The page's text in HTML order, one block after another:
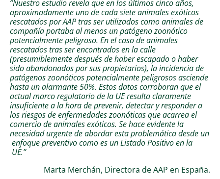
“Nuestro estudio revela que en los últimos cinco años,
aproximadamente uno de cada siete animales exóticos
rescatados por AAP tras ser utilizados como animales de
compañía portaba al menos un patógeno zoonótico
potencialmente peligroso. En el caso de animales
rescatados tras ser encontrados en la calle
(presumiblemente después de haber escapado o haber
sido abandonados por sus propietarios), la incidencia de
patógenos zoonóticos potencialmente peligrosos asciende
hasta un alarmante 50%. Estos datos corroboran que el
actual marco regulatorio de la UE resulta claramente
insuficiente a la hora de prevenir, detectar y responder a
los riesgos de enfermedades zoonóticas que acarrea el
comercio de animales exóticos. Se hace evidente la
necesidad urgente de abordar esta problemática desde un
enfoque preventivo como es un Listado Positivo en la
UE.”
Marta Merchán, Directora de AAP en España.